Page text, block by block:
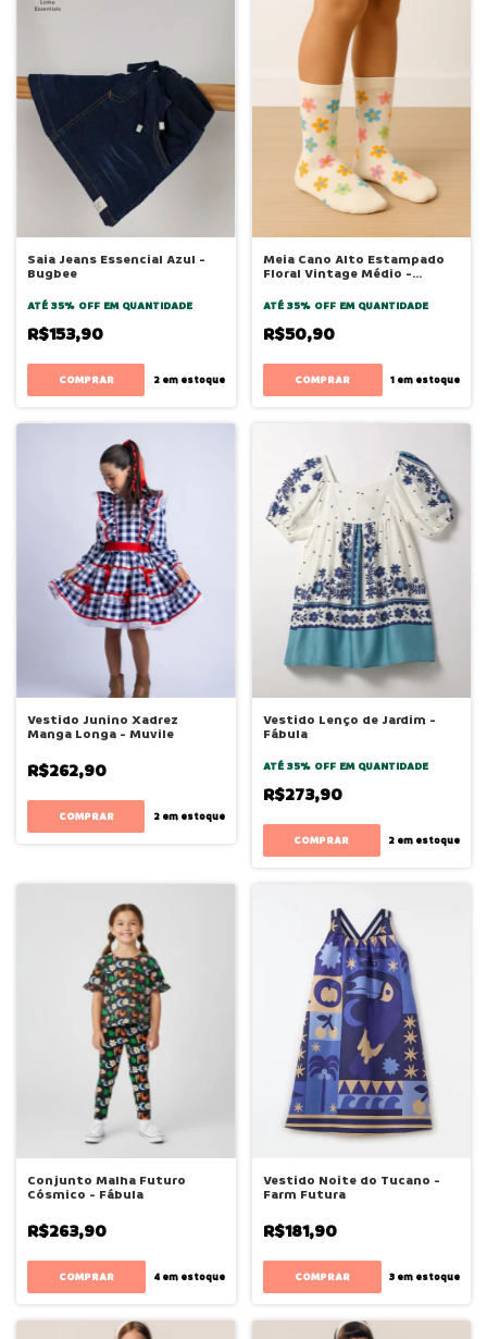
Saia Jeans Essencial Azul -
Bugbee
ATÉ 35% OFF EM QUANTIDADE
R$153,90
COMPRAR 2em estoque
Meia Cano Alto Estampado
Floral Vintage Médio -
ATÉ 35% OFF EM QUANTIDADE
R$50,90
COMPRAR 1 em estoque
Vestido Junino Xadrez
Manga Longa - Muvile
R$262,90
COMPRAR 2em estoque
Vestido Lenço de Jardim -
Fábula
ATÉ 35% OFF EM QUANTIDADE
R$273,90
COMPRAR 2 em estoque
Conjunto Malha Futuro
Cósmico - Fábula
R$263,90
COMPRAR 4em estoque
Vestido Noite do Tucano -
Farm Futura
R$181,90
COMPRAR 3 em estoque